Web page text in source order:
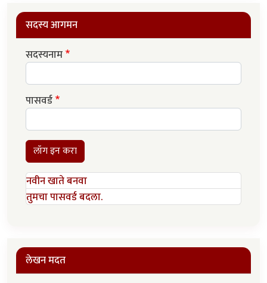
सदस्य आगमन
सदस्यनाम
पासवर्ड
लॉग इन करा
नवीन खाते बनवा
तुमचा पासवर्ड बदला.
लेखन मदत